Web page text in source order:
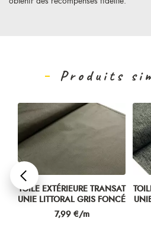
Produits
TOILE EXTÉRIEURE TRANSAT
UNIE LITTORAL GRIS FONCÉ
Prix
7,99 €/m